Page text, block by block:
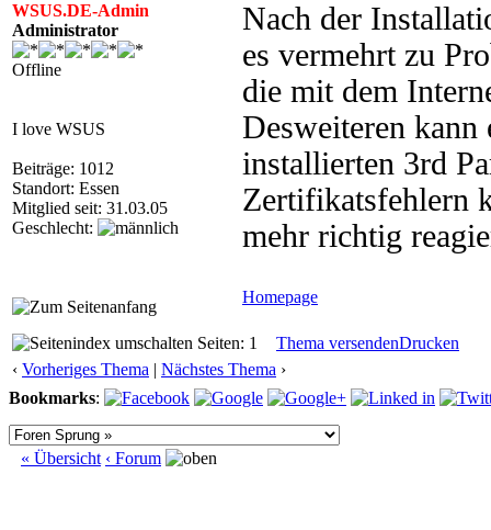
WSUS.DE-Admin
Administrator
Offline
I love WSUS
Beiträge: 1012
Standort: Essen
Mitglied seit: 31.03.05
Geschlecht:
Nach der
es vermehrt zu
die mit dem
Desweiteren
installierten 3rd
Zertifikatsfehlern
mehr richtig
Homepage
Seiten: 1 Thema versendenDrucken
‹ Vorheriges Thema | Nächstes Thema ›
Bookmarks:
« Übersicht ‹ Forum